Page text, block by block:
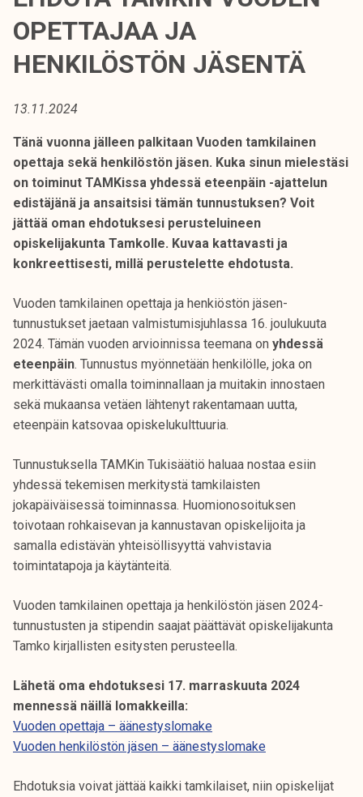
t
i
k
o
k
l
o
i
j
k
u
t
OPETTAJAA JA
HENKILÖSTÖN JÄSENTÄ
13.11.2024
Tänä vuonna jälleen palkitaan Vuoden tamkilainen
opettaja sekä henkilöstön jäsen. Kuka sinun mielestäsi
on toiminut TAMKissa yhdessä eteenpäin -ajattelun
edistäjänä ja ansaitsisi tämän tunnustuksen? Voit
jättää oman ehdotuksesi perusteluineen
opiskelijakunta Tamkolle. Kuvaa kattavasti ja
konkreettisesti, millä perustelette ehdotusta.
Vuoden tamkilainen opettaja ja henkiöstön jäsen-
tunnustukset jaetaan valmistumisjuhlassa 16. joulukuuta
2024. Tämän vuoden arvioinnissa teemana on yhdessä
eteenpäin. Tunnustus myönnetään henkilölle, joka on
merkittävästi omalla toiminnallaan ja muitakin innostaen
sekä mukaansa vetäen lähtenyt rakentamaan uutta,
eteenpäin katsovaa opiskelukulttuuria.
Tunnustuksella TAMKin Tukisäätiö haluaa nostaa esiin
yhdessä tekemisen merkitystä tamkilaisten
jokapäiväisessä toiminnassa. Huomionosoituksen
toivotaan rohkaisevan ja kannustavan opiskelijoita ja
samalla edistävän yhteisöllisyyttä vahvistavia
toimintatapoja ja käytänteitä.
Vuoden tamkilainen opettaja ja henkilöstön jäsen 2024-
tunnustusten ja stipendin saajat päättävät opiskelijakunta
Tamko kirjallisten esitysten perusteella.
Lähetä oma ehdotuksesi 17. marraskuuta 2024
mennessä näillä lomakkeilla:
Vuoden opettaja – äänestyslomake
Vuoden henkilöstön jäsen – äänestyslomake
Ehdotuksia voivat jättää kaikki tamkilaiset, niin opiskelijat